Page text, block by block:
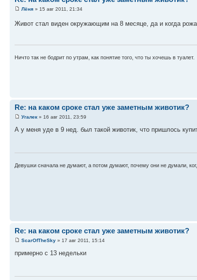
Лёня » 15 авг 2011, 21:34
Живот стал виден окружающим на 8 месяце, да и когда
Ничто так не бодрит по утрам, как понятие того, что ты хочешь в туалет.
Re: на каком сроке стал уже заметным животик?
Угалек » 16 авг 2011, 23:59
А у меня уде в 9 нед. был такой животик, что пришлось
Девушки сначала не думают, а потом думают, почему они не думали,
Re: на каком сроке стал уже заметным животик?
ScarOfTheSky » 17 авг 2011, 15:14
примерно с 13 недельки